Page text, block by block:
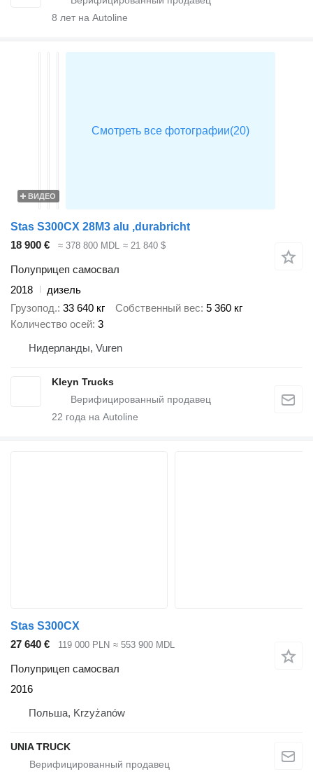
8 лет на Autoline
ВИДЕО
Stas S300CX 28M3 alu ,durabricht
18 900 €
≈ 378 800 MDL ≈ 21 840 $
Полуприцеп самосвал
2018
дизель
Грузопод. 33 640 кг Собственный вес 5 360 кг
Количество осей 3
Нидерланды, Vuren
Kleyn Trucks
22 года на Autoline
Stas S300CX
27 640 €
119 000 PLN ≈ 553 900 MDL
Полуприцеп самосвал
2016
Польша, Krzyżanów
UNIA TRUCK